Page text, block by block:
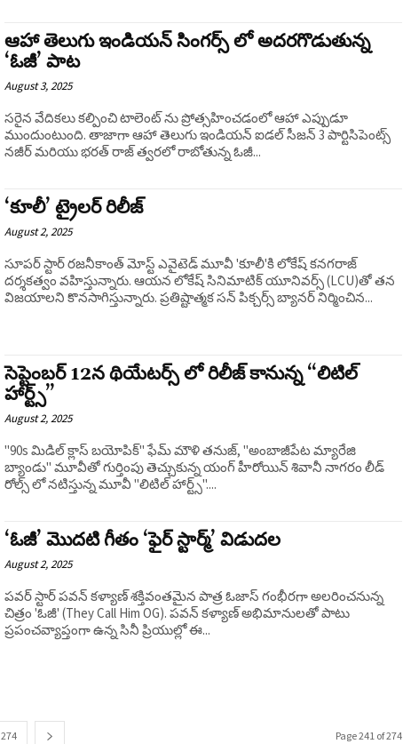
ఆహా తెలుగు ఇండియన్ సింగర్స్ లో అదరగొడుతున్న
‘ఓజీ’ పాట
August 3, 2025
సరైన వేదికలు కల్పించి టాలెంట్ ను ప్రోత్సహించడంలో ఆహా ఎప్పుడూ
ముందుంటుంది. తాజాగా ఆహా తెలుగు ఇండియన్ ఐడల్ సీజన్ 3 పార్టిసిపెంట్స్
నజీర్ మరియు భరత్ రాజ్ త్వరలో రాబోతున్న ఓజీ...
‘కూలీ’ ట్రైలర్ రిలీజ్
August 2, 2025
సూపర్ స్టార్ రజనీకాంత్ మోస్ట్ ఎవైటెడ్ మూవీ 'కూలీ'కి లోకేష్ కనగరాజ్
దర్శకత్వం వహిస్తున్నారు. ఆయన లోకేష్ సినిమాటిక్ యూనివర్స్ (LCU)తో తన
విజయాలని కొనసాగిస్తున్నారు. ప్రతిష్టాత్మక సన్ పిక్చర్స్ బ్యానర్ నిర్మించిన...
సెప్టెంబర్ 12న థియేటర్స్ లో రిలీజ్ కానున్న “లిటిల్
హార్ట్స్”
August 2, 2025
"90s మిడిల్ క్లాస్ బయోపిక్" ఫేమ్ మౌళి తనుజ్, "అంబాజీపేట మ్యారేజి
బ్యాండు" మూవీతో గుర్తింపు తెచ్చుకున్న యంగ్ హీరోయిన్ శివానీ నాగరం లీడ్
రోల్స్ లో నటిస్తున్న మూవీ "లిటిల్ హార్ట్స్"....
‘ఓజీ’ మొదటి గీతం ‘ఫైర్‌ స్టార్మ్’ విడుదల
August 2, 2025
పవర్ స్టార్ పవన్ కళ్యాణ్ శక్తివంతమైన పాత్ర ఓజాస్‌ గంభీరగా అలరించనున్న
చిత్రం 'ఓజీ' (They Call Him OG). పవన్ కళ్యాణ్ అభిమానులతో పాటు
ప్రపంచవ్యాప్తంగా ఉన్న సినీ ప్రియుల్లో ఈ...
274 Page 241 of 274